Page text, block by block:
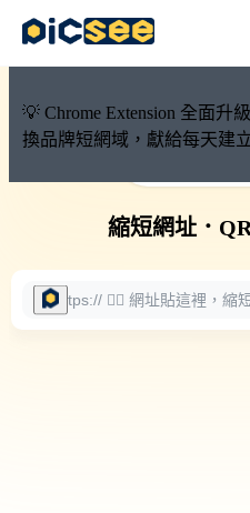
💡 Chrome Extension 全面升
換品牌短網域，獻給每天建
🚀 PicSee 短
縮短網址．